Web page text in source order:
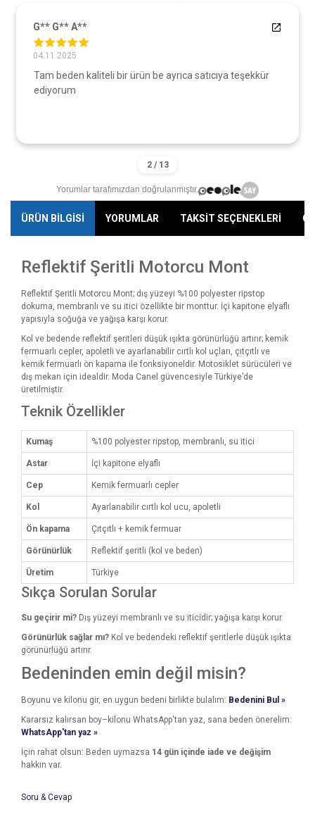
G** G** A**
04.11.2025
Tam beden kaliteli bir ürün be ayrıca satıcıya teşekkür
ediyorum
Yorumlar tarafımızdan doğrulanmıştır.
ÜRÜN BİLGİSİ YORUMLAR TAKSİT SEÇENEKLERİ
Reflektif Şeritli Motorcu Mont
Reflektif Şeritli Motorcu Mont; dış yüzeyi %100 polyester ripstop
dokuma, membranlı ve su itici özellikte bir monttur. İçi kapitone elyaflı
yapısıyla soğuğa ve yağışa karşı korur.
Kol ve bedende reflektif şeritleri düşük ışıkta görünürlüğü artırır; kemik
fermuarlı cepler, apoletli ve ayarlanabilir cırtlı kol uçları, çıtçıtlı ve
kemik fermuarlı ön kapama ile fonksiyoneldir. Motosiklet sürücüleri ve
dış mekan için idealdir. Moda Canel güvencesiyle Türkiye’de
üretilmiştir.
Teknik Özellikler
Kumaş %100 polyester ripstop, membranlı, su itici
Astar İçi kapitone elyaflı
Cep Kemik fermuarlı cepler
Kol Ayarlanabilir cırtlı kol ucu, apoletli
Ön kapama Çıtçıtlı + kemik fermuar
Görünürlük Reflektif şeritli (kol ve beden)
Üretim Türkiye
Sıkça Sorulan Sorular
Su geçirir mi? Dış yüzeyi membranlı ve su iticidir; yağışa karşı korur.
Görünürlük sağlar mı? Kol ve bedendeki reflektif şeritlerle düşük ışıkta
görünürlüğü artırır.
Bedeninden emin değil misin?
Boyunu ve kilonu gir, en uygun bedeni birlikte bulalım: Bedenini Bul »
Kararsız kalırsan boy–kilonu WhatsApp'tan yaz, sana beden önerelim:
WhatsApp'tan yaz »
İçin rahat olsun: Beden uymazsa 14 gün içinde iade ve değişim
hakkın var.
Soru & Cevap